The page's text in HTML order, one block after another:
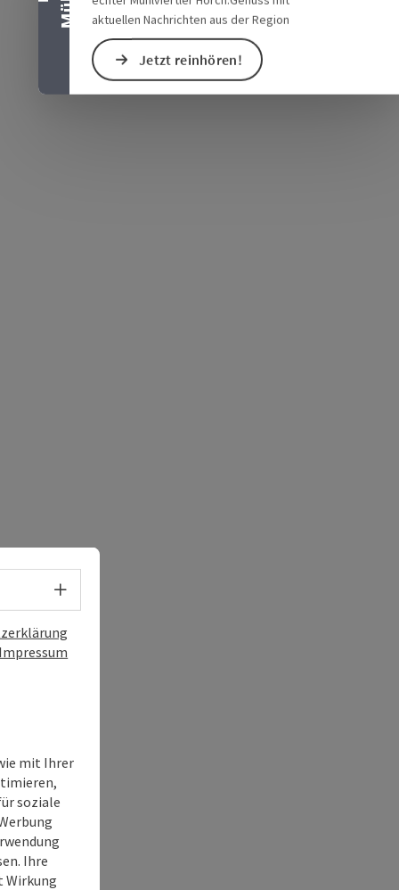
aktuellen Nachrichten aus der Region
Jetzt reinhören!
Sprachwahl - Menü öffnen
Impressum
mit Ihrer
soziale
Ihre
Wirkung